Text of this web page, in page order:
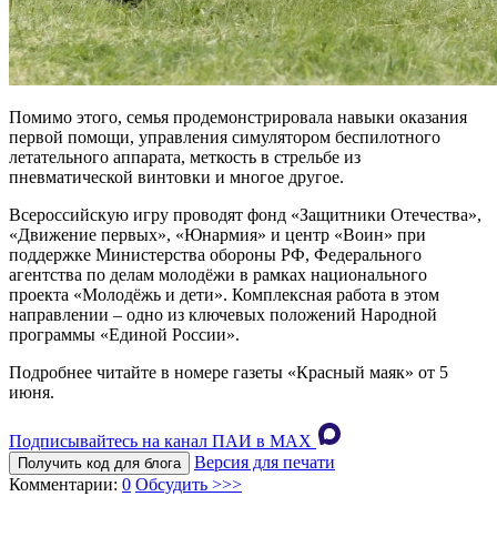
Помимо этого, семья продемонстрировала навыки оказания
первой помощи, управления симулятором беспилотного
летательного аппарата, меткость в стрельбе из
пневматической винтовки и многое другое.
Всероссийскую игру проводят фонд «Защитники Отечества»,
«Движение первых», «Юнармия» и центр «Воин» при
поддержке Министерства обороны РФ, Федерального
агентства по делам молодёжи в рамках национального
проекта «Молодёжь и дети». Комплексная работа в этом
направлении – одно из ключевых положений Народной
программы «Единой России».
Подробнее читайте в номере газеты «Красный маяк» от 5
июня.
Подписывайтесь на канал ПАИ в MAХ
Получить код для блога
Версия для печати
Комментарии: 0 Обсудить >>>